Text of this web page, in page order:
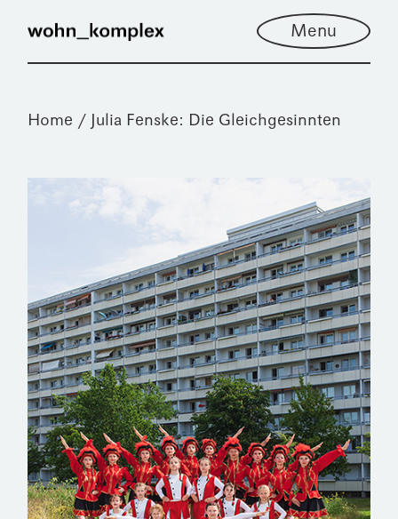
Menu
Home Julia Fenske: Die Gleichgesinnten